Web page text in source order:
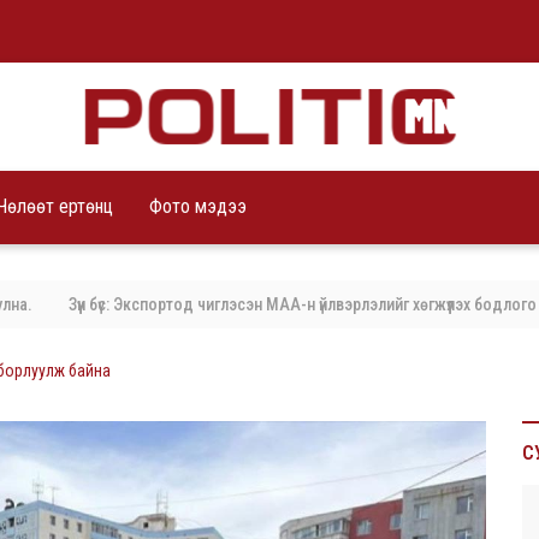
ертөнц Фото мэдээ
бүс: Экспортод чиглэсэн МАА-н үйлвэрлэлийг хөгжүүлэх бодлого
байна